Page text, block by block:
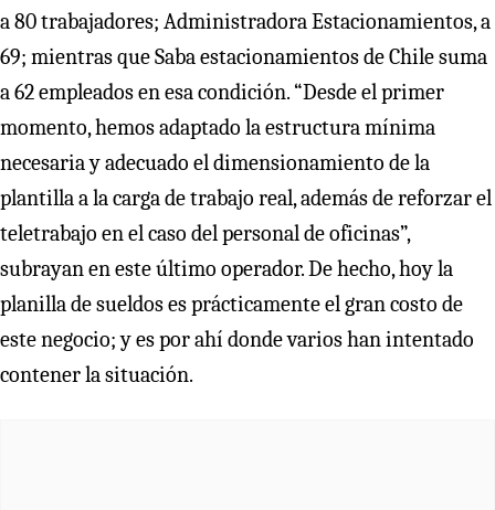
a 80 trabajadores; Administradora Estacionamientos, a
69; mientras que Saba estacionamientos de Chile suma
a 62 empleados en esa condición. “Desde el primer
momento, hemos adaptado la estructura mínima
necesaria y adecuado el dimensionamiento de la
plantilla a la carga de trabajo real, además de reforzar el
teletrabajo en el caso del personal de oficinas”,
subrayan en este último operador. De hecho, hoy la
planilla de sueldos es prácticamente el gran costo de
este negocio; y es por ahí donde varios han intentado
contener la situación.